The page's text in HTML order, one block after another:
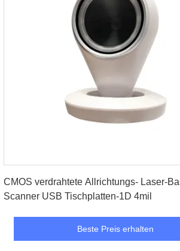
CMOS verdrahtete Allrichtungs- Laser-
Scanner USB Tischplatten-1D 4mil
Beste Preis erhalten